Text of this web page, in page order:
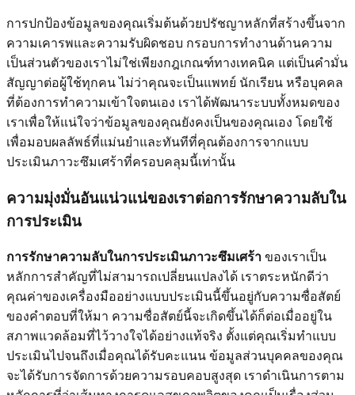
การปกป้องข้อมูลของคุณเริ่มต้นด้วยปรัชญาหลักที่สร้างขึ้นจาก
ความเคารพและความรับผิดชอบ กรอบการทำงานด้านความ
เป็นส่วนตัวของเราไม่ใช่เพียงกฎเกณฑ์ทางเทคนิค แต่เป็นคำมั่น
สัญญาต่อผู้ใช้ทุกคน ไม่ว่าคุณจะเป็นแพทย์ นักเรียน หรือบุคคล
ที่ต้องการทำความเข้าใจตนเอง เราได้พัฒนาระบบทั้งหมดของ
เราเพื่อให้แน่ใจว่าข้อมูลของคุณยังคงเป็นของคุณเอง โดยใช้
เพื่อมอบผลลัพธ์ที่แม่นยำและทันทีที่คุณต้องการจากแบบ
ประเมินภาวะซึมเศร้าที่ครอบคลุมนี้เท่านั้น
ความมุ่งมั่นอันแน่วแน่ของเราต่อการรักษาความลับใน
การประเมิน
การรักษาความลับในการประเมินภาวะซึมเศร้า ของเราเป็น
หลักการสำคัญที่ไม่สามารถเปลี่ยนแปลงได้ เราตระหนักดีว่า
คุณค่าของเครื่องมืออย่างแบบประเมินนี้ขึ้นอยู่กับความซื่อสัตย์
ของคำตอบที่ให้มา ความซื่อสัตย์นี้จะเกิดขึ้นได้ก็ต่อเมื่ออยู่ใน
สภาพแวดล้อมที่ไว้วางใจได้อย่างแท้จริง ตั้งแต่คุณเริ่มทำแบบ
ประเมินไปจนถึงเมื่อคุณได้รับคะแนน ข้อมูลส่วนบุคคลของคุณ
จะได้รับการจัดการด้วยความรอบคอบสูงสุด เราดำเนินการตาม